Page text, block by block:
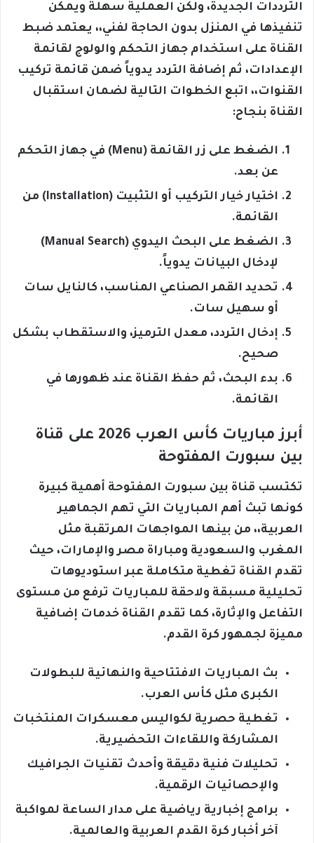
الترددات الجديدة، ولكن العملية سهلة ويمكن
تنفيذها في المنزل بدون الحاجة لفني،، يعتمد ضبط
القناة على استخدام جهاز التحكم والولوج لقائمة
الإعدادات، ثم إضافة التردد يدوياً ضمن قائمة تركيب
القنوات،، اتبع الخطوات التالية لضمان استقبال
القناة بنجاح:
الضغط على زر القائمة (Menu) في جهاز التحكم
عن بعد.
اختيار خيار التركيب أو التثبيت (Installation) من
القائمة.
الضغط على البحث اليدوي (Manual Search)
لإدخال البيانات يدوياً.
تحديد القمر الصناعي المناسب، كالنايل سات
أو سهيل سات.
إدخال التردد، معدل الترميز، والاستقطاب بشكل
صحيح.
بدء البحث، ثم حفظ القناة عند ظهورها في
القائمة.
أبرز مباريات كأس العرب 2026 على قناة
بين سبورت المفتوحة
تكتسب قناة بين سبورت المفتوحة أهمية كبيرة
كونها تبث أهم المباريات التي تهم الجماهير
العربية،، من بينها المواجهات المرتقبة مثل
المغرب والسعودية ومباراة مصر والإمارات، حيث
تقدم القناة تغطية متكاملة عبر استوديوهات
تحليلية مسبقة ولاحقة للمباريات ترفع من مستوى
التفاعل والإثارة، كما تقدم القناة خدمات إضافية
مميزة لجمهور كرة القدم.
بث المباريات الافتتاحية والنهائية للبطولات
الكبرى مثل كأس العرب.
تغطية حصرية لكواليس معسكرات المنتخبات
المشاركة واللقاءات التحضيرية.
تحليلات فنية دقيقة وأحدث تقنيات الجرافيك
والإحصائيات الرقمية.
برامج إخبارية رياضية على مدار الساعة لمواكبة
آخر أخبار كرة القدم العربية والعالمية.